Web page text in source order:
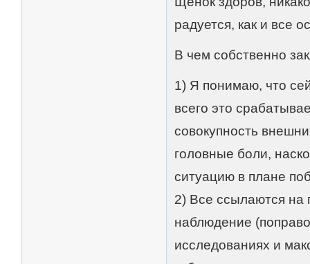
радуется, как и все
В чем собственно
1) Я понимаю, что
всего это
совокупность
головные боли,
ситуацию в плане
2) Все ссылаются на
наблюдение
исследованиях и